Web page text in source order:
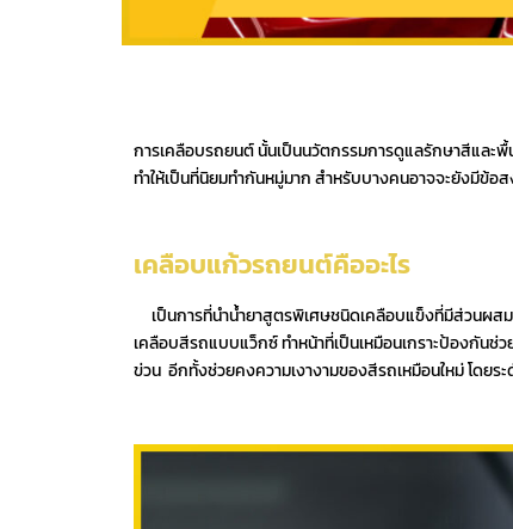
การเคลือบรถยนต์ นั้นเป็นนวัตกรรมการดูแลรักษาสีและ
ทำให้เป็นที่นิยมทำกันหมู่มาก สำหรับบางคนอาจจะยังมีข้อ
เคลือบแก้วรถยนต์คืออะไร
เป็นการที่นำน้ำยาสูตรพิเศษชนิดเคลือบแข็งที่มีส่วนผส
เคลือบสีรถแบบแว็กซ์ ทำหน้าที่เป็นเหมือนเกราะป้องกั
ข่วน อีกทั้งช่วยคงความเงางามของสีรถเหมือนใหม่ โดย